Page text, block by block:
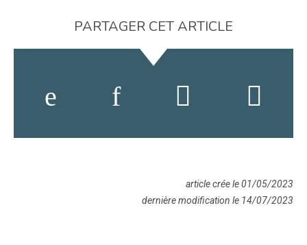
PARTAGER CET ARTICLE
article crée le 01/05/2023
dernière modification le 14/07/2023